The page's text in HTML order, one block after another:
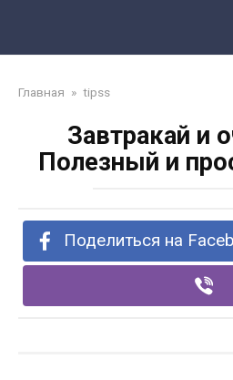
Главная » tipss
Завтракай и
Полезный и
Поделиться на